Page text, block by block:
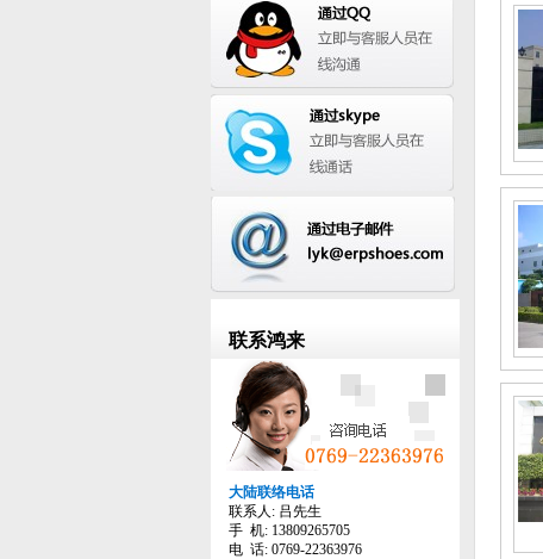
联系鸿来
大陆联络电话
联系人: 吕先生
手 机: 13809265705
电 话: 0769-22363976